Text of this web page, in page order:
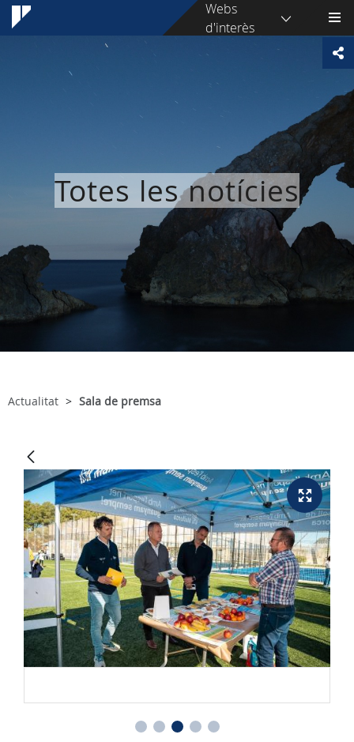
Webs
d'interès
Totes les notícies
Actualitat Sala de premsa